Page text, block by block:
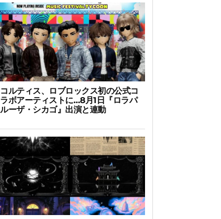
コルティス、ロブロックス初の公式コ
ラボアーティストに…8月1日『ロラパ
ルーザ・シカゴ』出演と連動